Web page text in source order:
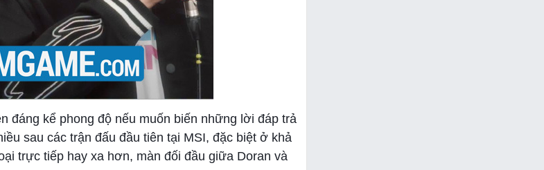
đáng kể phong độ nếu muốn biến những lời đáp trả
sau các trận đấu đầu tiên tại MSI, đặc biệt ở khả
trực tiếp hay xa hơn, màn đối đầu giữa Doran và